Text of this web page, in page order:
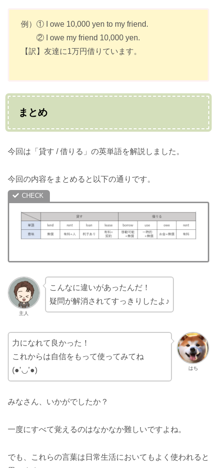
例）① I owe 10,000 yen to my friend.
② I owe my friend 10,000 yen.
【訳】友達に1万円借りています。
まとめ
今回は「貸す / 借りる」の英単語を解説しました。
今回の内容をまとめると以下の通りです。
主人
こんなに違いがあったんだ！
疑問が解消されてすっきりしたよ♪
はち
力になれて良かった！
これからは自信をもって使ってみてね
(●’◡’●)
みなさん、いかがでしたか？
一度にすべて覚えるのはなかなか難しいですよね。
でも、これらの言葉は日常生活においてもよく使われると